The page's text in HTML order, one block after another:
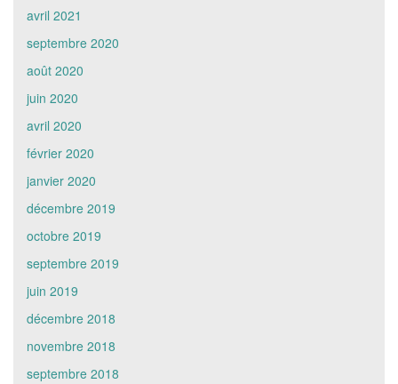
avril 2021
septembre 2020
août 2020
juin 2020
avril 2020
février 2020
janvier 2020
décembre 2019
octobre 2019
septembre 2019
juin 2019
décembre 2018
novembre 2018
septembre 2018